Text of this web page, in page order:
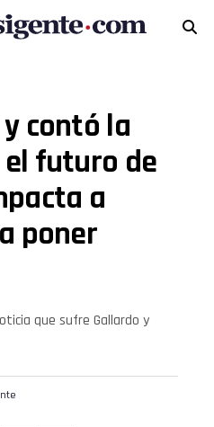
contó la
futuro de
a
poner
que sufre Gallardo y